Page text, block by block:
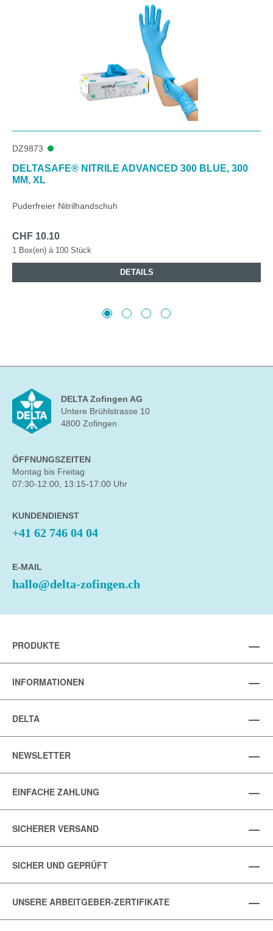
DZ9873
DELTASAFE® NITRILE ADVANCED 300 BLUE, 300
MM, XL
Puderfreier Nitrilhandschuh
CHF 10.10
1 Box(en) à 100 Stück
DETAILS
DELTA Zofingen AG
Untere Brühlstrasse 10
4800 Zofingen
ÖFFNUNGSZEITEN
Montag bis Freitag
07:30-12:00, 13:15-17:00 Uhr
KUNDENDIENST
+41 62 746 04 04
E-MAIL
hallo@delta-zofingen.ch
PRODUKTE
INFORMATIONEN
DELTA
NEWSLETTER
EINFACHE ZAHLUNG
SICHERER VERSAND
SICHER UND GEPRÜFT
UNSERE ARBEITGEBER-ZERTIFIKATE